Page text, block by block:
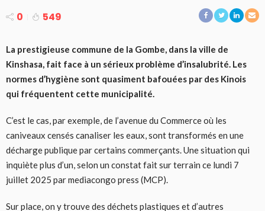
0 549
La prestigieuse commune de la Gombe, dans la ville de
Kinshasa, fait face à un sérieux problème d’insalubrité. Les
normes d’hygiène sont quasiment bafouées par des Kinois
qui fréquentent cette municipalité.
C’est le cas, par exemple, de l’avenue du Commerce où les
caniveaux censés canaliser les eaux, sont transformés en une
décharge publique par certains commerçants. Une situation qui
inquiète plus d’un, selon un constat fait sur terrain ce lundi 7
juillet 2025 par mediacongo press (MCP).
Sur place, on y trouve des déchets plastiques et d’autres